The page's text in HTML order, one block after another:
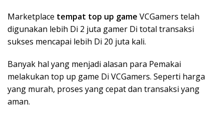
Marketplace tempat top up game VCGamers telah
digunakan lebih Di 2 juta gamer Di total transaksi
sukses mencapai lebih Di 20 juta kali.
Banyak hal yang menjadi alasan para Pemakai
melakukan top up game Di VCGamers. Seperti harga
yang murah, proses yang cepat dan transaksi yang
aman.